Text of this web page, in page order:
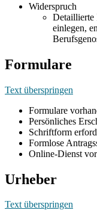
Widerspruch
Detaillierte
einlegen,
Formulare
Text überspringen
Formulare
Persönliches
Schriftform
Formlose
Online-Dienst
Urheber
Text überspringen